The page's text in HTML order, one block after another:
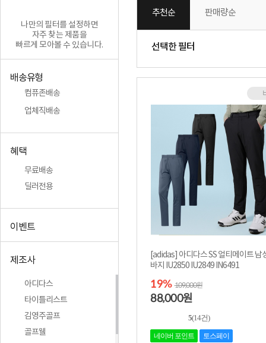
나만의 필터를 설정하면
자주 찾는 제품을
빠르게 모아볼 수 있습니다.
배송유형
컴퓨존배송
업체직배송
혜택
무료배송
딜러전용
이벤트
제조사
아디다스
타이틀리스트
김영주골프
골프웰
추천순 판매량순
선택한 필터
[adidas] 아디다스 SS 얼티메이트 남
바지 IU2850 IU2849 IN6491
19% 109,000원
88,000원
5(14건)
네이버 포인트
토스페이